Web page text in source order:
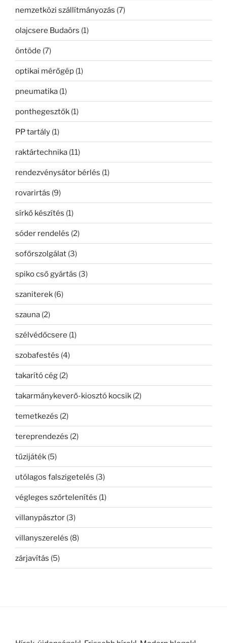
nemzetközi szállítmányozás (7)
olajcsere Budaörs (1)
öntöde (7)
optikai mérőgép (1)
pneumatika (1)
ponthegesztők (1)
PP tartály (1)
raktártechnika (11)
rendezvénysátor bérlés (1)
rovarirtás (9)
sírkő készítés (1)
sóder rendelés (2)
sofőrszolgálat (3)
spiko cső gyártás (3)
szaniterek (6)
szauna (2)
szélvédőcsere (1)
szobafestés (4)
takarító cég (2)
takarmánykeverő-kiosztó kocsik (2)
temetkezés (2)
tereprendezés (2)
tűzijáték (5)
utólagos falszigetelés (3)
végleges szőrtelenítés (1)
villanypásztor (3)
villanyszerelés (8)
zárjavítás (5)